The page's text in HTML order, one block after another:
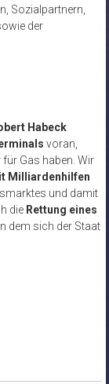
Sozialpartnern,
der
Habeck
voran,
Gas haben. Wir
Milliardenhilfen
und damit
die Rettung eines
dem sich der Staat